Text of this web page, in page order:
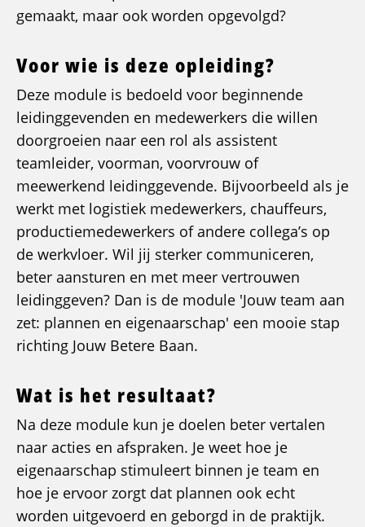
gemaakt, maar ook worden opgevolgd?
Voor wie is deze opleiding?
Deze module is bedoeld voor beginnende
leidinggevenden en medewerkers die willen
doorgroeien naar een rol als assistent
teamleider, voorman, voorvrouw of
meewerkend leidinggevende. Bijvoorbeeld als je
werkt met logistiek medewerkers, chauffeurs,
productiemedewerkers of andere collega’s op
de werkvloer. Wil jij sterker communiceren,
beter aansturen en met meer vertrouwen
leidinggeven? Dan is de module 'Jouw team aan
zet: plannen en eigenaarschap' een mooie stap
richting Jouw Betere Baan.
Wat is het resultaat?
Na deze module kun je doelen beter vertalen
naar acties en afspraken. Je weet hoe je
eigenaarschap stimuleert binnen je team en
hoe je ervoor zorgt dat plannen ook echt
worden uitgevoerd en geborgd in de praktijk.